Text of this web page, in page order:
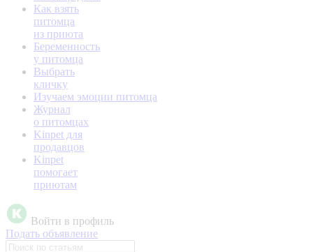
Как взять
питомца
из приюта
Беременность
у питомца
Выбрать
кличку
Изучаем эмоции питомца
Журнал
о питомцах
Kinpet для
продавцов
Kinpet
помогает
приютам
Войти в профиль
Подать объявление